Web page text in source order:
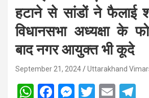
हटाने से सांडों ने फैलाई
विधानसभा अध्यक्षा के
बाद नगर आयुक्त भी कूदे
September 21, 2024 Uttarakhand
W
F
M
T
E